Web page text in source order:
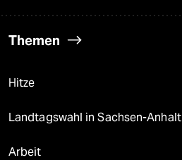
Themen
Hitze
Landtagswahl in Sachsen-Anhalt
Arbeit